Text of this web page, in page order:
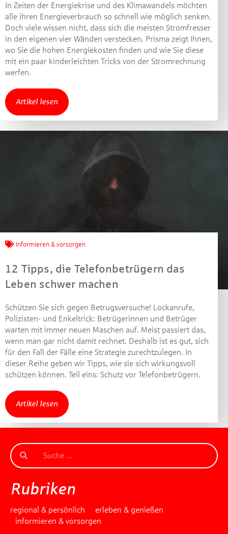
In Zeiten der Energiekrise und des Klimawandels möchten
alle ihren Energieverbrauch so schnell wie möglich senken.
Doch viele wissen nicht, dass sich die meisten Stromfresser
in den eigenen vier Wänden verstecken. Prisma zeigt Ihnen,
wo Sie die hohen Energiekosten finden und wie Sie diese
mit ein paar kinderleichten Tricks von der Stromrechnung
werfen.
Artikel lesen
informieren & vorsorgen
12 Tipps, die Telefonbetrügern das
Leben schwer machen
Schützen Sie sich gegen Betrugsversuche! Lockanrufe,
Polizisten- und Enkeltrick: Betrügerinnen und Betrüger
warten mit immer neuen Maschen auf. Meist passiert das,
wenn man gar nicht damit rechnet. Deshalb ist es gut, sich
für den Fall der Fälle eine Strategie zurechtzulegen. In
dieser Reihe geben wir Tipps, wie sie sich wirkungsvoll
schützen können. Teil eins: Schutz vor Telefonbetrügern.
Artikel lesen
Rubriken
regional & persönlich
erleben & genießen
informieren & vorsorgen
Jetzt mitmachen und
Machen Sie mit bei unserem Gewinnspiel! Bis 31.
Treffpunkt Gold der Kreissparkasse Göppingen im Wert
von je 30 Euro.
Beantworten Sie einfach folgende Frage:
Welches Jubiläum feiert die Kreissparkasse
Göppingen in diesem Jahr?